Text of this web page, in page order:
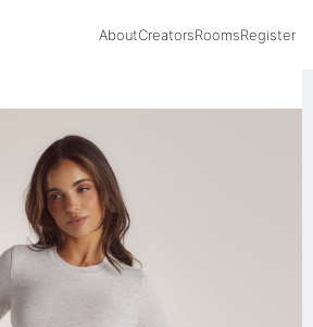
AboutCreatorsRoomsRegister